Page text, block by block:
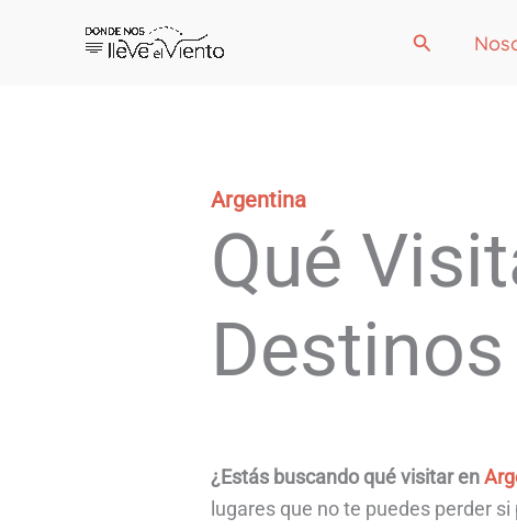
Buscar
Argentina
Qué
¿Estás buscando qué visitar en
lugares que no te puedes perder